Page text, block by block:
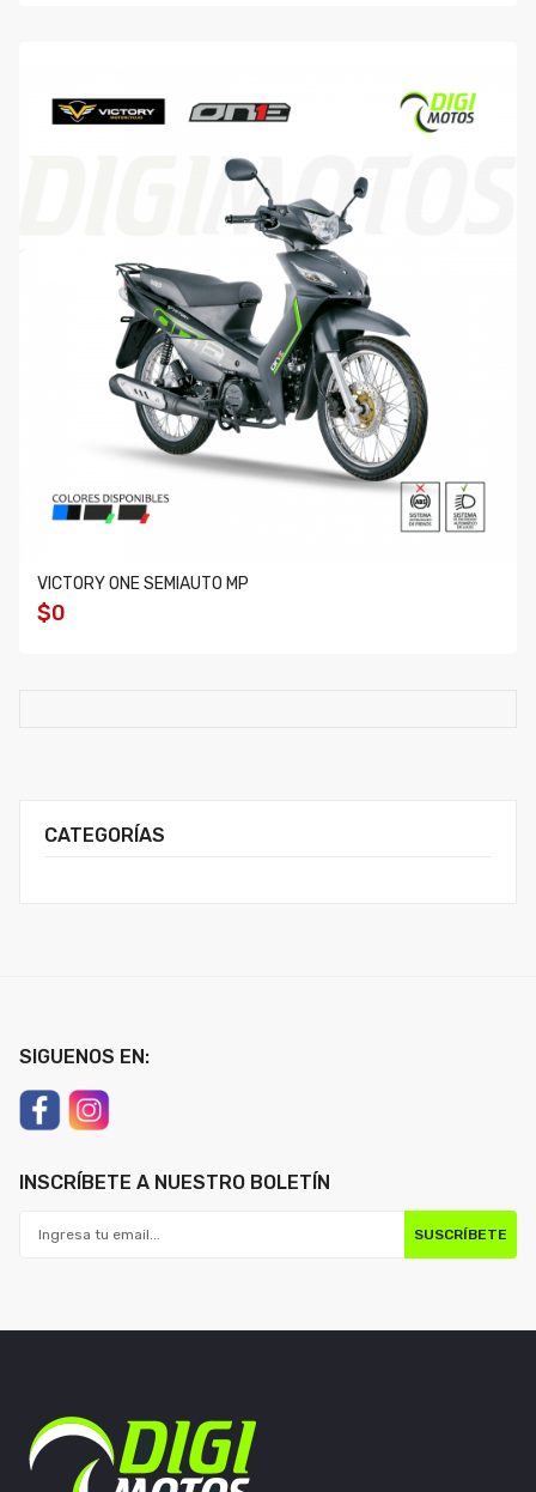
CATEGORÍAS
VICTORY ONE SEMIAUTO MP
$0
SIGUENOS EN:
INSCRÍBETE A NUESTRO BOLETÍN
SUSCRÍBETE